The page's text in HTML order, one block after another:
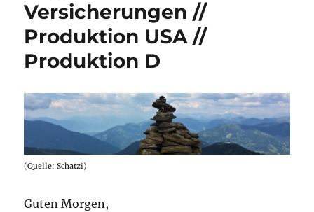
–
Konjunktur
//
Auftragslage
//
Bahn
Versicherungen //
Produktion USA //
Produktion D
(Quelle: Schatzi)
Guten Morgen,